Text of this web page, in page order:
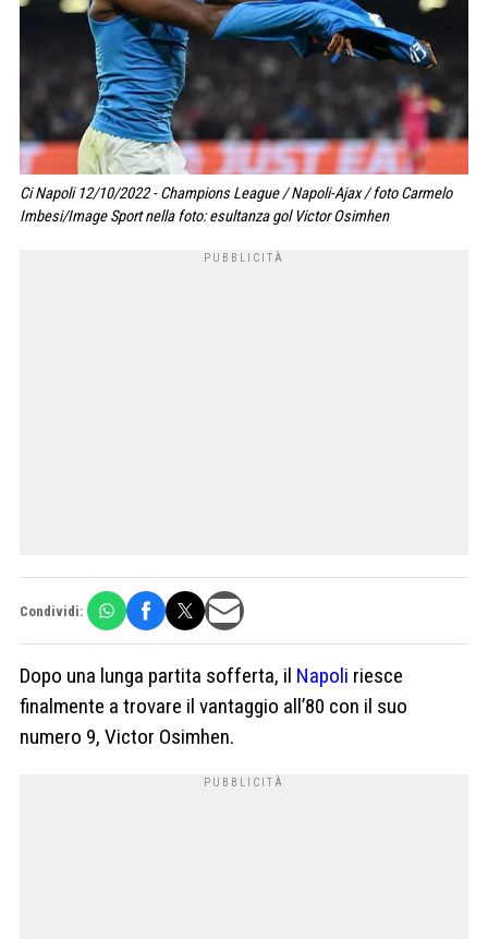
Ci Napoli 12/10/2022 - Champions League / Napoli-Ajax / foto Carmelo
Imbesi/Image Sport nella foto: esultanza gol Victor Osimhen
Condividi:
Dopo una lunga partita sofferta, il Napoli riesce
finalmente a trovare il vantaggio all’80 con il suo
numero 9, Victor Osimhen.